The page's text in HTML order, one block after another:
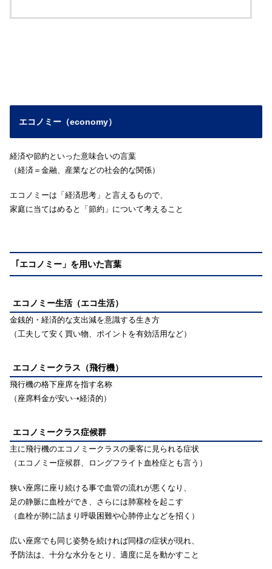
エコノミー（economy）
経済や節約といった意味合いの言葉
（経済＝金融、産業などの社会的な関係）
エコノミーは「経済思考」と言えるもので、
家庭に当てはめると「節約」について考えること
｢エコノミー」を用いた言葉
エコノミー生活（エコ生活）
金銭的・経済的な支出減を意識する生き方
（工夫して安く買い物、ポイントを有効活用など）
エコノミークラス（飛行機）
飛行機の格下座席を指す名称
（座席料金が安い➝経済的）
エコノミークラス症候群
主に飛行機のエコノミークラスの乗客に見られる症状
（エコノミー症候群、ロングフライト血栓症とも言う）
狭い座席に座り続ける事で血管の流れが悪くなり、
足の静脈に血栓ができ、さらには肺塞栓を起こす
（血栓が肺に詰まり呼吸困難や心肺停止などを招く）
広い座席でも同じ姿勢を続ければ同様の症状が現れ、
予防法は、十分な水分をとり、適度に足を動かすこと